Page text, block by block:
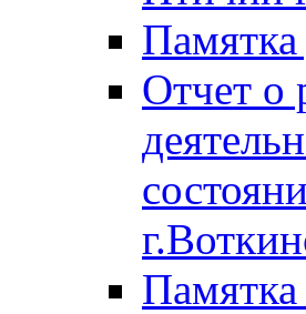
Памятка
Отчет о